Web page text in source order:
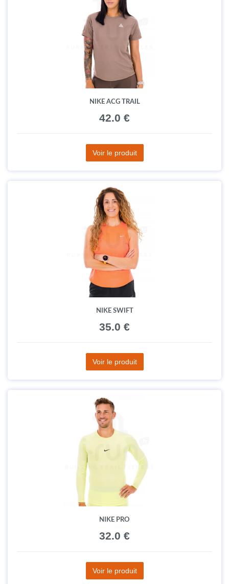
NIKE ACG TRAIL
42.0 €
Voir le produit
NIKE SWIFT
35.0 €
Voir le produit
NIKE PRO
32.0 €
Voir le produit